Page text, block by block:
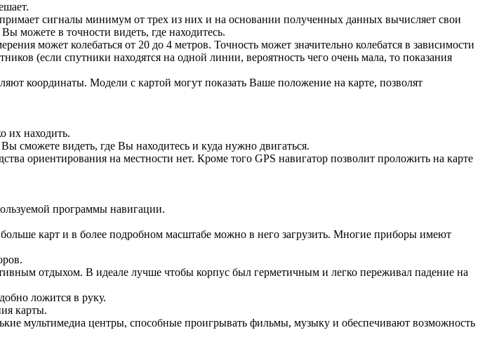
сигналы минимум от трех из них и на основании полученных данных вычисляет свои
можете в точности видеть, где находитесь.
может колебаться от 20 до 4 метров. Точность может значительно колебатся в зависимости
(если спутники находятся на одной линии, вероятность чего очень мала, то показания
координаты. Модели с картой могут показать Ваше положение на карте, позволят
их находить.
сможете видеть, где Вы находитесь и куда нужно двигаться.
ориентирования на местности нет. Кроме того GPS навигатор позволит проложить на карте
программы навигации.
карт и в более подробном масштабе можно в него загрузить. Многие приборы имеют
отдыхом. В идеале лучше чтобы корпус был герметичным и легко переживал падение на
ложится в руку.
карты.
мультимедиа центры, способные проигрывать фильмы, музыку и обеспечивают возможность